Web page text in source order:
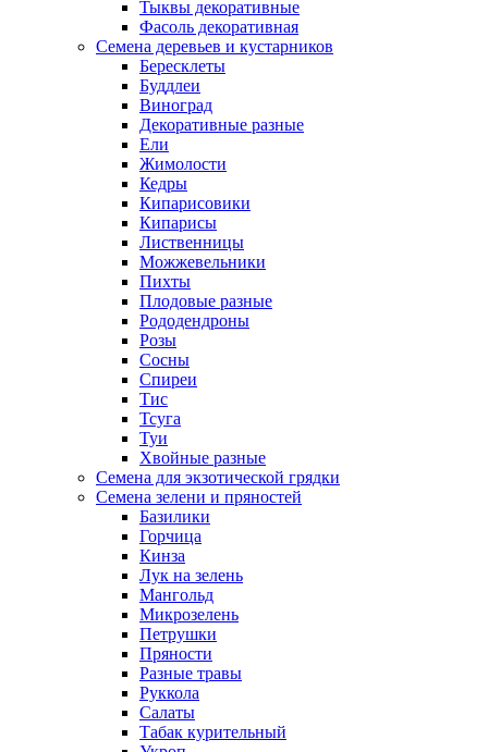
Тыквы декоративные
Фасоль декоративная
Семена деревьев и кустарников
Бересклеты
Буддлеи
Виноград
Декоративные разные
Ели
Жимолости
Кедры
Кипарисовики
Кипарисы
Лиственницы
Можжевельники
Пихты
Плодовые разные
Рододендроны
Розы
Сосны
Спиреи
Тис
Тсуга
Туи
Хвойные разные
Семена для экзотической грядки
Семена зелени и пряностей
Базилики
Горчица
Кинза
Лук на зелень
Мангольд
Микрозелень
Петрушки
Пряности
Разные травы
Руккола
Салаты
Табак курительный